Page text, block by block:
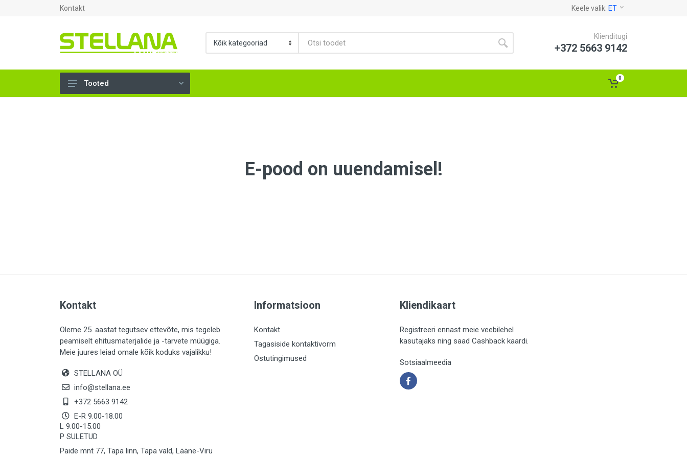
Kontakt Keele valik: ET
Klienditugi
+372 5663 9142
LIISTUD (183)
KIVID (31)
KATTED (132)
MAALRITARBED (1027)
SOOJUSTUS (16)
KEEMIA (220)
TÖÖRIIDED (117)
SAUN (8)
Tooted
0
E-pood on uuendamisel!
Kontakt
Oleme 25. aastat tegutsev ettevõte, mis tegeleb
peamiselt ehitusmaterjalide ja -tarvete müügiga.
Meie juures leiad omale kõik koduks vajalikku!
STELLANA OÜ
info@stellana.ee
+372 5663 9142
E-R 9.00-18.00
L 9.00-15.00
P SULETUD
Paide mnt 77, Tapa linn, Tapa vald, Lääne-Viru
Informatsioon
Kontakt
Tagasiside kontaktivorm
Ostutingimused
Kliendikaart
Registreeri ennast meie veebilehel
kasutajaks ning saad Cashback kaardi.
Sotsiaalmeedia